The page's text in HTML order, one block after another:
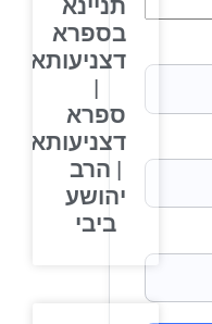
תניינא
בספרא
דצניעותא
ספרא
דצניעותא
| הרב
יהושע
ביבי